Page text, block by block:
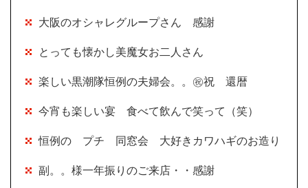
大阪のオシャレグループさん 感謝
とっても懐かし美魔女お二人さん
楽しい黒潮隊恒例の夫婦会。。㊗祝 還暦
今宵も楽しい宴 食べて飲んで笑って（笑）
恒例の プチ 同窓会 大好きカワハギのお造り
副。。様一年振りのご来店・・感謝